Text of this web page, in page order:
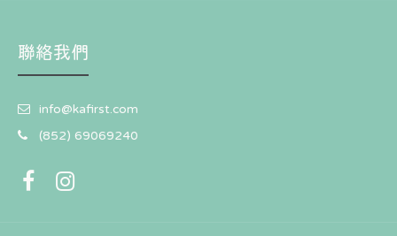
聯絡我們
info@kafirst.com
(852) 69069240